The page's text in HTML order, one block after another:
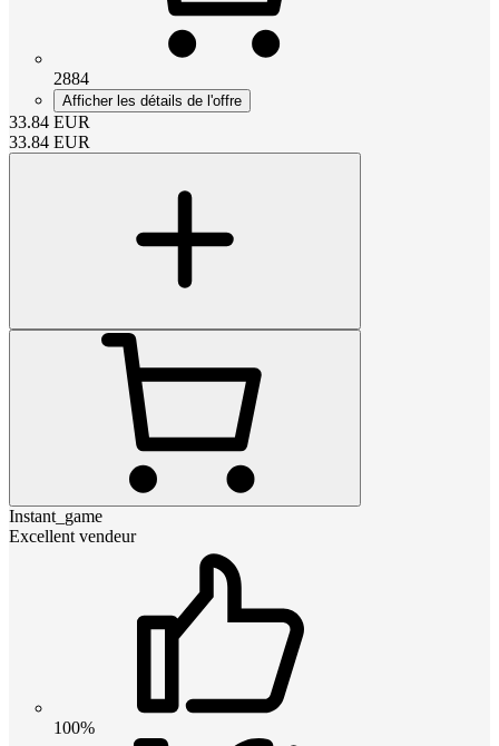
2884
Afficher les détails de l'offre
33.84 EUR
33.84 EUR
Instant_game
Excellent vendeur
100%